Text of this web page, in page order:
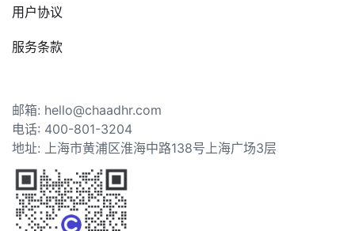
用户协议
服务条款
邮箱: hello@chaadhr.com
电话: 400-801-3204
地址: 上海市黄浦区淮海中路138号上海广场3层